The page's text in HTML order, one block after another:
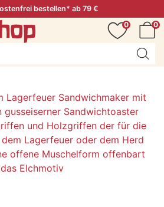
bestellen* ab 79 €
0
0